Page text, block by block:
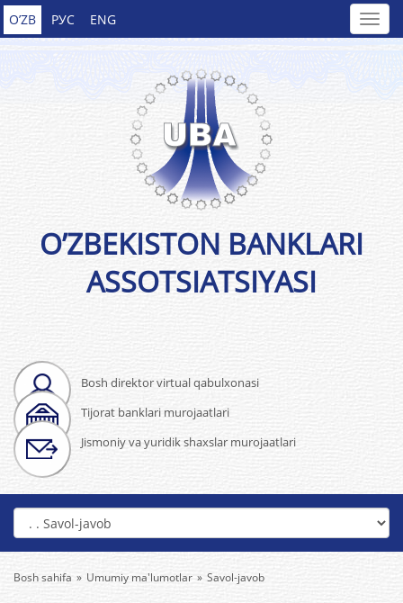
O’ZB РУС ENG
Bosh direktor virtual qabulxonasi
Tijorat banklari murojaatlari
Jismoniy va yuridik shaxslar murojaatlari
O’ZBEKISTON BANKLARI
ASSOTSIATSIYASI
Bosh sahifa Umumiy ma'lumotlar Savol-javob